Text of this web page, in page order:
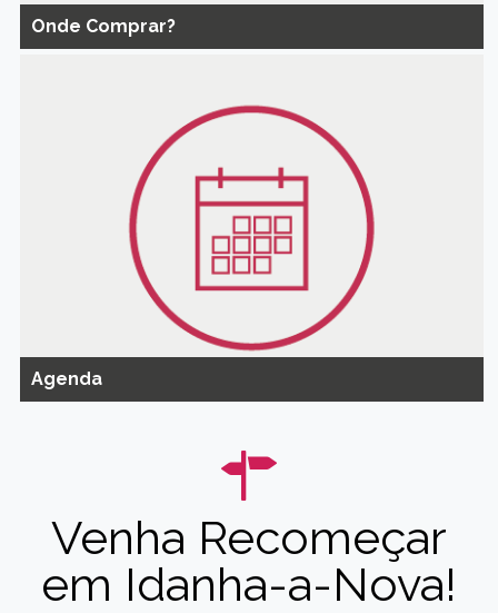
Onde Comprar?
Agenda
Venha Recomeçar
em Idanha-a-Nova!